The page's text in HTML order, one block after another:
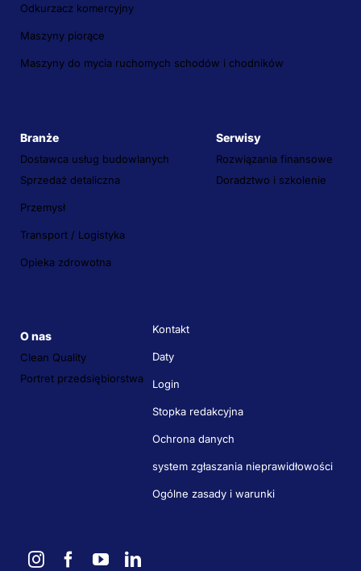
Odkurzacz komercyjny
Maszyny piorące
Maszyny do mycia ruchomych schodów i chodników
Branże
Dostawca usług budowlanych
Sprzedaż detaliczna
Przemysł
Transport / Logistyka
Opieka zdrowotna
Serwisy
Rozwiązania finansowe
Doradztwo i szkolenie
O nas
Clean Quality
Portret przedsiębiorstwa
Kontakt
Daty
Login
Stopka redakcyjna
Ochrona danych
system zgłaszania nieprawidłowości
Ogólne zasady i warunki